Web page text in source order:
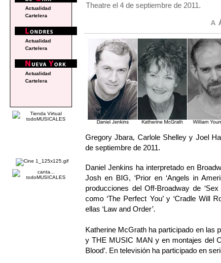
Theatre el 4 de septiembre de 2011.
Gregory Jbara, Carlole Shelley y Joel
de septiembre de 2011.
Daniel Jenkins ha interpretado en
Josh en BIG, ‘Prior en ‘Angels in
producciones del Off-Broadway de
como ‘The Perfect You’ y ‘Cradle Will
ellas ‘Law and Order’.
Katherine McGrath ha participado en las
y THE MUSIC MAN y en montajes del
Blood’. En televisión ha participado en
Actualidad
Cartelera
Actualidad
Cartelera
Actualidad
Cartelera